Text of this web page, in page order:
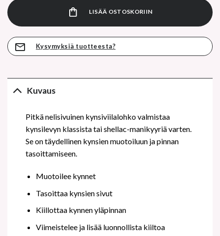
LISÄÄ OSTOSKORIIN
Kysymyksiä tuotteesta?
Kuvaus
Pitkä nelisivuinen kynsiviilalohko valmistaa
kynsilevyn klassista tai shellac-manikyyriä varten.
Se on täydellinen kynsien muotoiluun ja pinnan
tasoittamiseen.
Muotoilee kynnet
Tasoittaa kynsien sivut
Kiillottaa kynnen yläpinnan
Viimeistelee ja lisää luonnollista kiiltoa